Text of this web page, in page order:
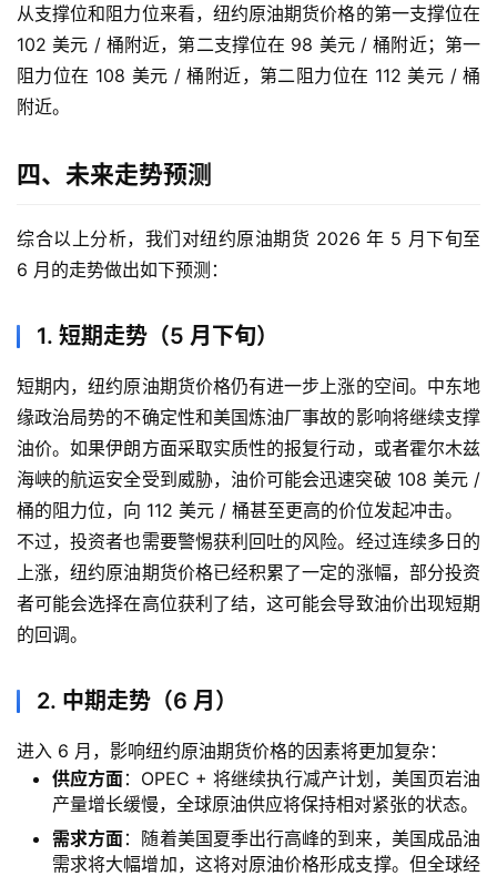
从支撑位和阻力位来看，纽约原油期货价格的第一支撑位在
102 美元 / 桶附近，第二支撑位在 98 美元 / 桶附近；第一
阻力位在 108 美元 / 桶附近，第二阻力位在 112 美元 / 桶
附近。
四、未来走势预测
综合以上分析，我们对纽约原油期货 2026 年 5 月下旬至
6 月的走势做出如下预测：
1. 短期走势（5 月下旬）
短期内，纽约原油期货价格仍有进一步上涨的空间。中东地
缘政治局势的不确定性和美国炼油厂事故的影响将继续支撑
油价。如果伊朗方面采取实质性的报复行动，或者霍尔木兹
海峡的航运安全受到威胁，油价可能会迅速突破 108 美元 /
桶的阻力位，向 112 美元 / 桶甚至更高的价位发起冲击。
不过，投资者也需要警惕获利回吐的风险。经过连续多日的
上涨，纽约原油期货价格已经积累了一定的涨幅，部分投资
者可能会选择在高位获利了结，这可能会导致油价出现短期
的回调。
2. 中期走势（6 月）
进入 6 月，影响纽约原油期货价格的因素将更加复杂：
供应方面：OPEC + 将继续执行减产计划，美国页岩油
产量增长缓慢，全球原油供应将保持相对紧张的状态。
需求方面：随着美国夏季出行高峰的到来，美国成品油
需求将大幅增加，这将对原油价格形成支撑。但全球经